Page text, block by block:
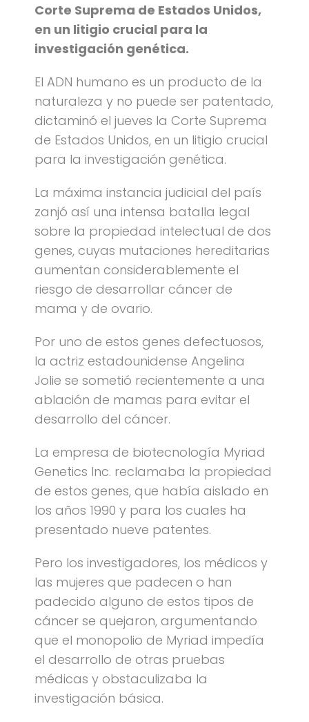
Corte Suprema de Estados Unidos,
en un litigio crucial para la
investigación genética.
El ADN humano es un producto de la
naturaleza y no puede ser patentado,
dictaminó el jueves la Corte Suprema
de Estados Unidos, en un litigio crucial
para la investigación genética.
La máxima instancia judicial del país
zanjó así una intensa batalla legal
sobre la propiedad intelectual de dos
genes, cuyas mutaciones hereditarias
aumentan considerablemente el
riesgo de desarrollar cáncer de
mama y de ovario.
Por uno de estos genes defectuosos,
la actriz estadounidense Angelina
Jolie se sometió recientemente a una
ablación de mamas para evitar el
desarrollo del cáncer.
La empresa de biotecnología Myriad
Genetics Inc. reclamaba la propiedad
de estos genes, que había aislado en
los años 1990 y para los cuales ha
presentado nueve patentes.
Pero los investigadores, los médicos y
las mujeres que padecen o han
padecido alguno de estos tipos de
cáncer se quejaron, argumentando
que el monopolio de Myriad impedía
el desarrollo de otras pruebas
médicas y obstaculizaba la
investigación básica.